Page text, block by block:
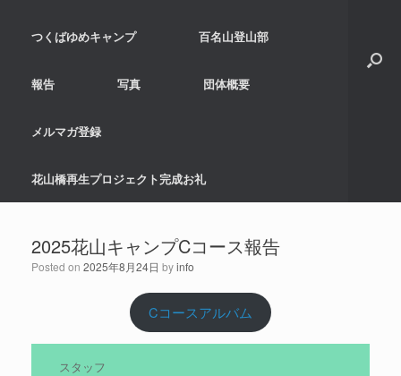
つくばゆめキャンプ 百名山登山部
報告 写真 団体概要
メルマガ登録
花山橋再生プロジェクト完成お礼
2025花山キャンプCコース報告
Posted on 2025年8月24日 byinfo
Cコースアルバム
スタッフ